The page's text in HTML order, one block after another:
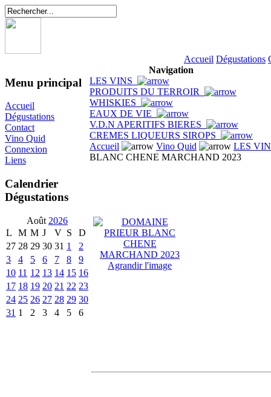
Accueil Dégustations
Menu principal
Accueil
Dégustations
Contact
Vino Quid
Connexion
Liens
Calendrier
Dégustations
Août 2026
L
M M J V S
D
27 28 29 30 31 1
2
3
4 5 6 7 8
9
10 11 12 13 14 15 16
17 18 19 20 21 22 23
24 25 26 27 28 29 30
31 1 2 3 4 5 6
Navigation
LES VINS
PRODUITS DU TERROIR
WHISKIES
EAUX DE VIE
V.D.N APERITIFS BIERES
CREMES LIQUEURS SIROPS
Accueil
Vino Quid
LES
BLANC CHENE MARCHAND 2023
Agrandir l'image